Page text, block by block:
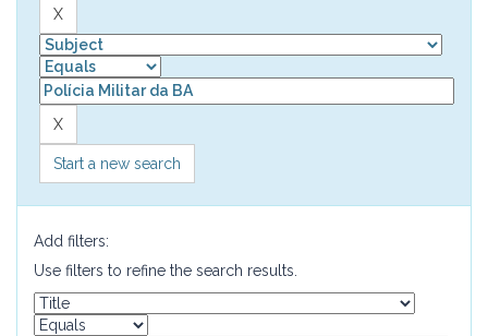
Start a new search
Add filters:
Use filters to refine the search results.